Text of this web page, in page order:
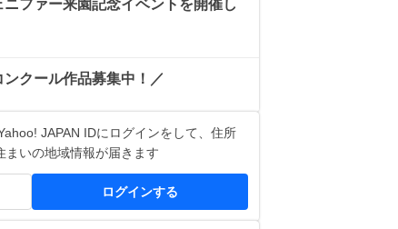
ニファー来園記念イベントを開催し
ンクール作品募集中！／
JAPAN IDにログインをして、住所
まいの地域情報が届きます
ログインする